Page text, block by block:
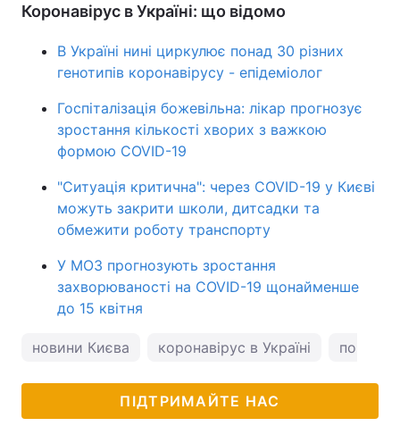
Коронавірус в Україні: що відомо
В Україні нині циркулює понад 30 різних
генотипів коронавірусу - епідеміолог
Госпіталізація божевільна: лікар прогнозує
зростання кількості хворих з важкою
формою COVID-19
"Ситуація критична": через COVID-19 у Києві
можуть закрити школи, дитсадки та
обмежити роботу транспорту
У МОЗ прогнозують зростання
захворюваності на COVID-19 щонайменше
до 15 квітня
новини Києва коронавірус в Україні погода
ПІДТРИМАЙТЕ НАС